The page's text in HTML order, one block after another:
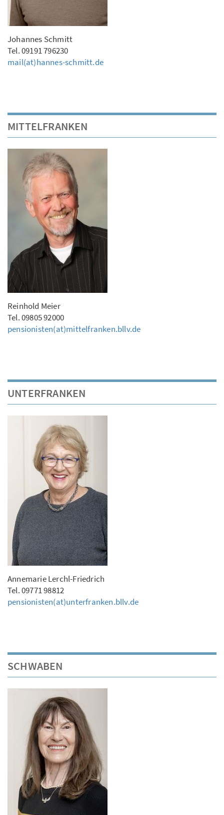
Johannes Schmitt
Tel. 09191 796230
mail(at)hannes-schmitt.de
MITTELFRANKEN
Reinhold Meier
Tel. 09805 92000
pensionisten(at)mittelfranken.bllv.de
UNTERFRANKEN
Annemarie Lerchl-Friedrich
Tel. 09771 98812
pensionisten(at)unterfranken.bllv.de
SCHWABEN